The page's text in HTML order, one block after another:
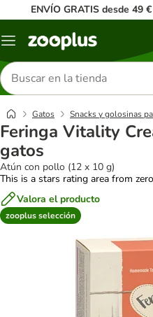
ENVÍO GRATIS desde 49
Menú
Buscar
productos
Gatos Snacks y golosinas
Feringa Vitality
gatos
Atún con pollo (12 x 10 g)
This is a stars rating area from
Valora el producto
zooplus selección